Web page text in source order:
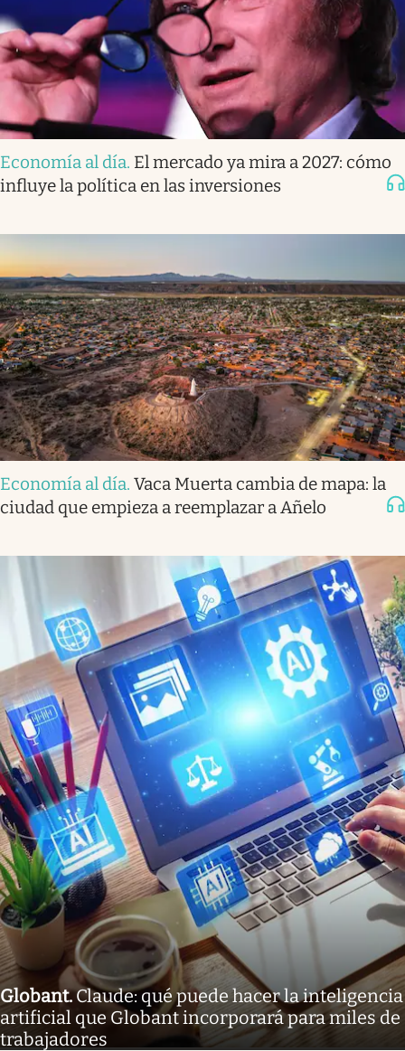
Economía al día. El mercado ya mira a 2027: cómo
influye la política en las inversiones
Economía al día. Vaca Muerta cambia de mapa: la
ciudad que empieza a reemplazar a Añelo
Globant.Claude: qué puede hacer la inteligencia
artificial que Globant incorporará para miles de
trabajadores